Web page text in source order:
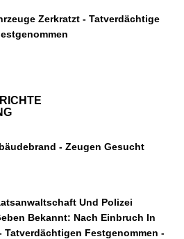
Zerkratzt - Tatverdächtige
- Zeugen Gesucht
Und Polizei
Bekannt: Nach Einbruch In
Tatverdächtigen Festgenommen -